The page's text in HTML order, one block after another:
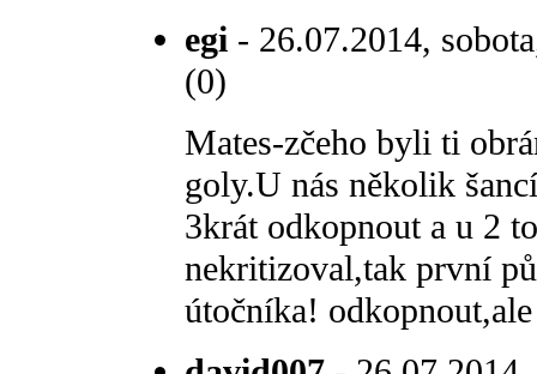
egi - 26.07.2014,
(0)
Mates-zčeho byli ti
goly.U nás několik
3krát odkopnout a u 2
nekritizoval,tak první
útočníka!